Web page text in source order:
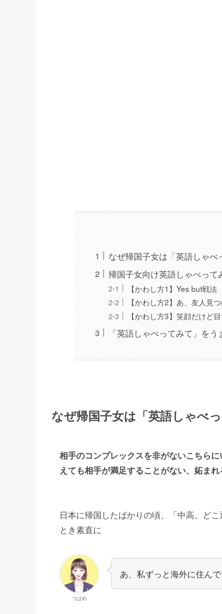
なぜ帰国子女は「英語しゃ
帰国子女向け英語しゃべって
【かわし方1】Yes but戦法
【かわし方2】あ、友人見
【かわし方3】笑顔だけど
「英語しゃべってみて」を
なぜ帰国子女は「英語しゃべ
相手のコンプレックスを非がないこちら
えても相手が満足することがない、妬ま
日本に帰国したばかりの頃、「中高、ど
とき素直に
つばめ
あ、私ずっと海外に住ん